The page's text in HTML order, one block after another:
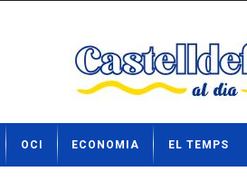
OCI ECONOMIA EL TEMPS